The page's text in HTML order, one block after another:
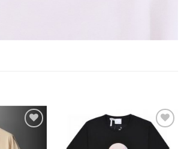
wishlist
Add to
wishlist